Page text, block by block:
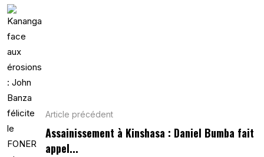
Article précédent
Assainissement à Kinshasa : Daniel Bumba fait
appel...